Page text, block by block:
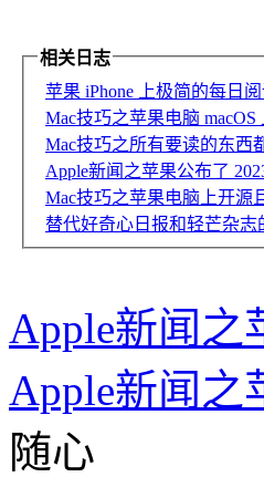
相关日志
苹果 iPhone 上极简的每日
Mac技巧之苹果电脑
Mac技巧之所有要读的东西
Apple新闻之苹果公布了
Mac技巧之苹果电脑上开源
替代好奇心日报和轻芒杂
Apple新闻之
Apple新闻之
随心